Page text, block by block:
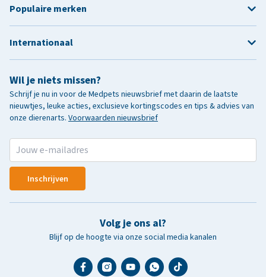
Wil je niets missen?
Schrijf je nu in voor de Medpets nieuwsbrief met daarin de laatste
nieuwtjes, leuke acties, exclusieve kortingscodes en tips & advies van
onze dierenarts. Voorwaarden nieuwsbrief
Inschrijven
Volg je ons al?
Blijf op de hoogte via onze social media kanalen
Populaire merken
Internationaal